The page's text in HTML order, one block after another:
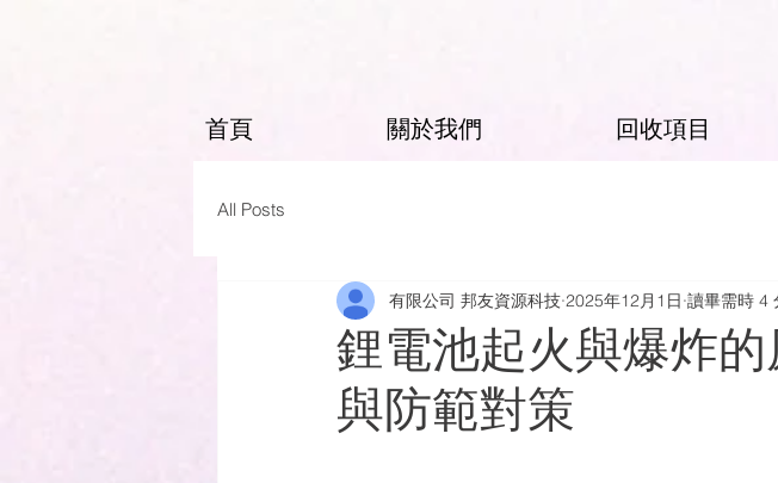
首頁 關於我們 回收項目
All Posts
鋰電池起火與爆炸
與防範對策
有限公司 邦友資源科技 2025年12月1日 讀畢需時 4